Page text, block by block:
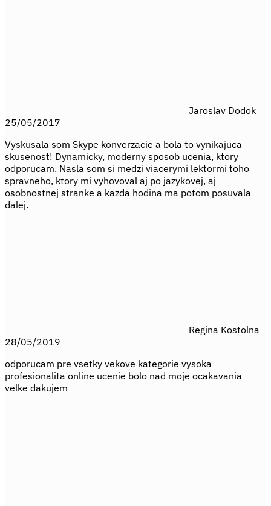
Jaroslav Dodok
25/05/2017
Vyskusala som Skype konverzacie a bola to vynikajuca
skusenost! Dynamicky, moderny sposob ucenia, ktory
odporucam. Nasla som si medzi viacerymi lektormi toho
spravneho, ktory mi vyhovoval aj po jazykovej, aj
osobnostnej stranke a kazda hodina ma potom posuvala
dalej.
Regina Kostolna
28/05/2019
odporucam pre vsetky vekove kategorie vysoka
profesionalita online ucenie bolo nad moje ocakavania
velke dakujem